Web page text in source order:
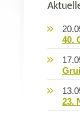
40.
23.